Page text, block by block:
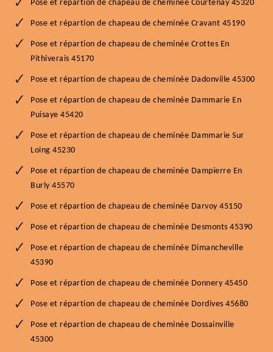
Pose et répartion de chapeau de cheminée Courtenay 45320
Pose et répartion de chapeau de cheminée Cravant 45190
Pose et répartion de chapeau de cheminée Crottes En
Pithiverais 45170
Pose et répartion de chapeau de cheminée Dadonville 45300
Pose et répartion de chapeau de cheminée Dammarie En
Puisaye 45420
Pose et répartion de chapeau de cheminée Dammarie Sur
Loing 45230
Pose et répartion de chapeau de cheminée Dampierre En
Burly 45570
Pose et répartion de chapeau de cheminée Darvoy 45150
Pose et répartion de chapeau de cheminée Desmonts 45390
Pose et répartion de chapeau de cheminée Dimancheville
45390
Pose et répartion de chapeau de cheminée Donnery 45450
Pose et répartion de chapeau de cheminée Dordives 45680
Pose et répartion de chapeau de cheminée Dossainville
45300